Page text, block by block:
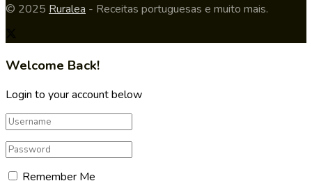
© 2025 Ruralea - Receitas portuguesas e muito mais.
Welcome Back!
Login to your account below
Remember Me